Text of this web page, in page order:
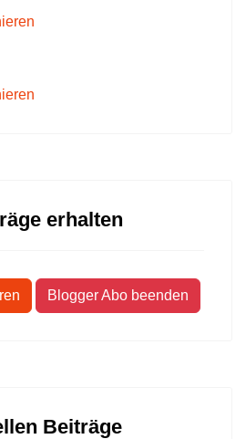
erhalten
Blogger Abo beenden
Beiträge